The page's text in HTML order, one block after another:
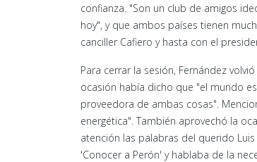
confianza. "Son un club de amigos
hoy", y que ambos países tienen
canciller Cafiero y hasta con el
Para cerrar la sesión, Fernández
ocasión había dicho que "el mundo
proveedora de ambas cosas".
energética". También aprovechó la
atención las palabras del querido
'Conocer a Perón' y hablaba de la